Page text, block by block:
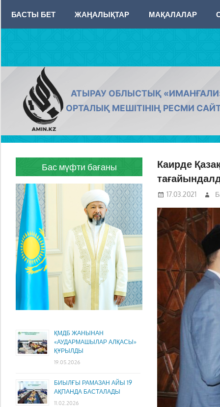
content
БАСТЫ БЕТ ЖАҢАЛЫҚТАР МАҚАЛАЛАР
AMIN.KZ
АТЫРАУ ОБЛЫСТЫҚ
ОРТАЛЫҚ МЕШІТІНІҢ РЕСМИ
Каирде
17.03.2021
Бас мүфти бағаны
ҚМДБ ЖАНЫНАН
«АУДАРМАШЫЛАР АЛҚАСЫ»
ҚҰРЫЛДЫ
19.05.2026
БИЫЛҒЫ РАМАЗАН АЙЫ 19
АҚПАНДА БАСТАЛАДЫ
11.02.2026